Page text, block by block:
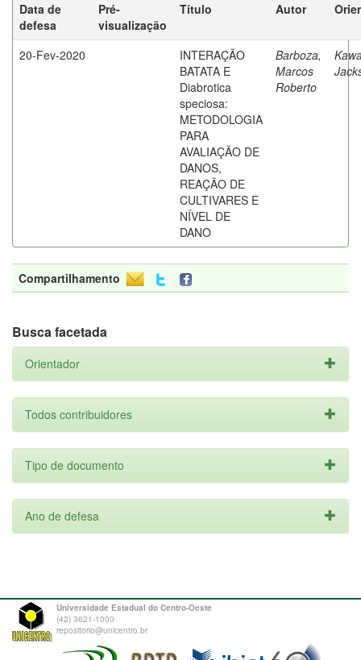
Data de
defesa
Pré-
visualização
Título Autor
20-Fev-2020
INTERAÇÃO
BATATA E
Diabrotica
speciosa:
METODOLOGIA
PARA
AVALIAÇÃO DE
DANOS,
REAÇÃO DE
CULTIVARES E
NÍVEL DE
DANO
Barboza,
Marcos
Roberto
Compartilhamento
Busca facetada
Orientador
Todos contribuidores
Tipo de documento
Ano de defesa
Universidade Estadual do Centro-Oeste
(42) 3621-1000
repositorio@unicentro.br